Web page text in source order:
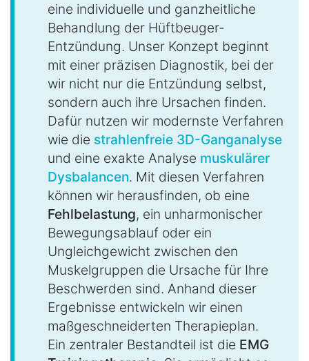
eine individuelle und ganzheitliche
Behandlung der Hüftbeuger-
Entzündung. Unser Konzept beginnt
mit einer präzisen Diagnostik, bei der
wir nicht nur die Entzündung selbst,
sondern auch ihre Ursachen finden.
Dafür nutzen wir modernste Verfahren
wie die strahlenfreie 3D-Ganganalyse
und eine exakte Analyse muskulärer
Dysbalancen. Mit diesen Verfahren
können wir herausfinden, ob eine
Fehlbelastung, ein unharmonischer
Bewegungsablauf oder ein
Ungleichgewicht zwischen den
Muskelgruppen die Ursache für Ihre
Beschwerden sind. Anhand dieser
Ergebnisse entwickeln wir einen
maßgeschneiderten Therapieplan.
Ein zentraler Bestandteil ist die EMG